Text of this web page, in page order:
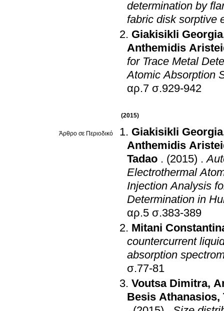
determination by
fabric disk sorptive
Giakisikli Georgia
Anthemidis
for Trace Metal
Atomic Absorption
αρ.7 σ.929-942
(2015)
Άρθρο σε Περιοδικό Giakisikli Georgia
Anthemidis
Tadao . (2015) .
Electrothermal
Injection Analysis
Determination in
αρ.5 σ.383-389
Mitani
countercurrent
absorption
σ.77-81
Voutsa Dimitra,
Besis Athanasios,